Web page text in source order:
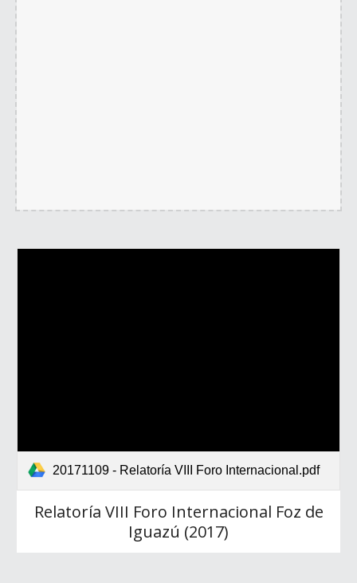
20171109 - Relatoría VIII Foro Internacional.pdf
Relatoría VIII Foro Internacional Foz de
Iguazú (2017)